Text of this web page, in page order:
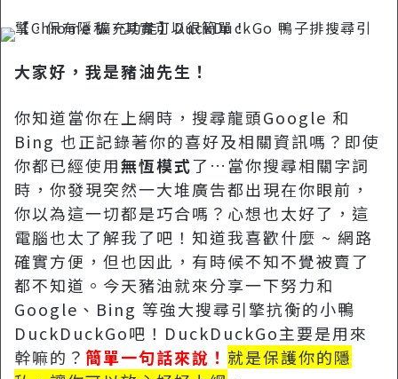
大家好，我是豬油先生！
你知道當你在上網時，搜尋龍頭Google 和
Bing 也正記錄著你的喜好及相關資訊嗎？即使
你都已經使用無恆模式了…當你搜尋相關字詞
時，你發現突然一大堆廣告都出現在你眼前，
你以為這一切都是巧合嗎？心想也太好了，這
電腦也太了解我了吧！知道我喜歡什麼 ~ 網路
確實方便，但也因此，有時候不知不覺被賣了
都不知道。今天豬油就來分享一下努力和
Google、Bing 等強大搜尋引擎抗衡的小鴨
DuckDuckGo吧！DuckDuckGo主要是用來
幹嘛的？ 簡單一句話來說！ 就是保護你的隱